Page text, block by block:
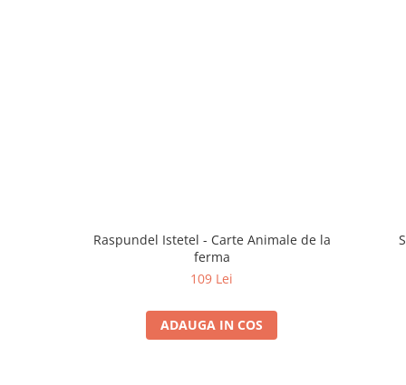
Raspundel Istetel - Carte Animale de la
ferma
109 Lei
ADAUGA IN COS